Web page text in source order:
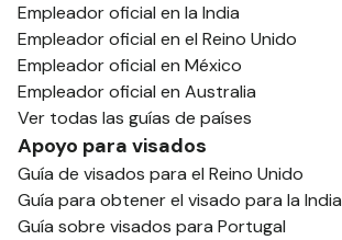
Empleador oficial en la India
Empleador oficial en el Reino Unido
Empleador oficial en México
Empleador oficial en Australia
Ver todas las guías de países
Apoyo para visados
Guía de visados para el Reino Unido
Guía para obtener el visado para la India
Guía sobre visados para Portugal